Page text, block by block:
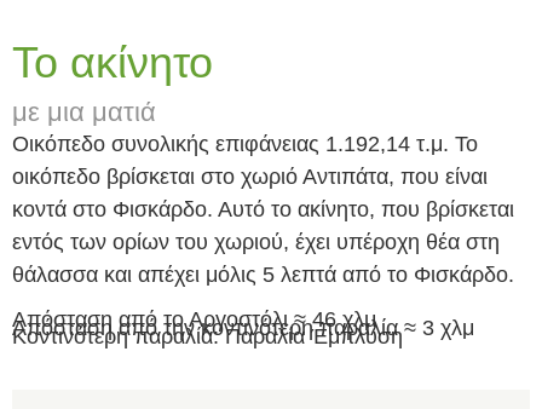
Το ακίνητο
με μια ματιά
Οικόπεδο συνολικής επιφάνειας 1.192,14 τ.μ. Το
οικόπεδο βρίσκεται στο χωριό Αντιπάτα, που είναι
κοντά στο Φισκάρδο. Αυτό το ακίνητο, που βρίσκεται
εντός των ορίων του χωριού, έχει υπέροχη θέα στη
θάλασσα και απέχει μόλις 5 λεπτά από το Φισκάρδο.
Απόσταση από το Αργοστόλι ≈ 46 χλμ
Απόσταση από την κοντινότερη παραλία ≈ 3 χλμ
Κοντινότερη παραλία: Παραλία Έμπλυση